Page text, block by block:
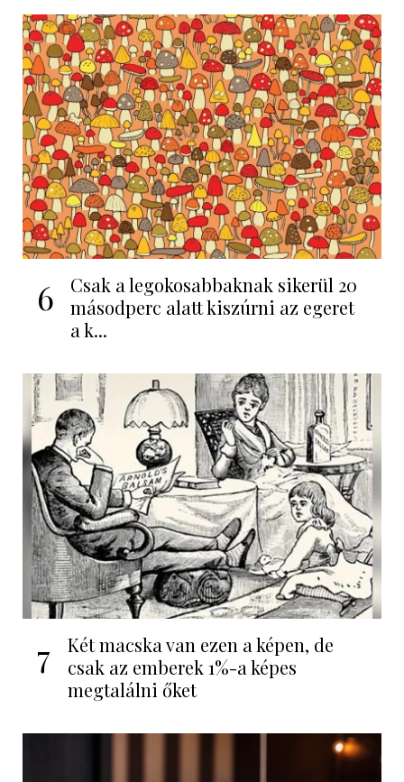
6
Csak a legokosabbaknak sikerül 20
másodperc alatt kiszúrni az egeret
a k...
7
Két macska van ezen a képen, de
csak az emberek 1%-a képes
megtalálni őket